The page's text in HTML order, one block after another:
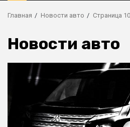
Главная Новости авто Страница 10
Новости авто